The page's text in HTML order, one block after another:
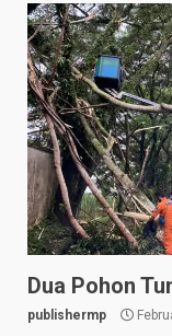
Dua Pohon
publishermp